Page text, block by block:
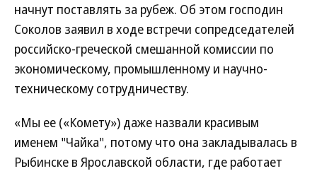
начнут поставлять за рубеж. Об этом господин
Соколов заявил в ходе встречи сопредседателей
российско-греческой смешанной комиссии по
экономическому, промышленному и научно-
техническому сотрудничеству.
«Мы ее («Комету») даже назвали красивым
именем "Чайка", потому что она закладывалась в
Рыбинске в Ярославской области, где работает